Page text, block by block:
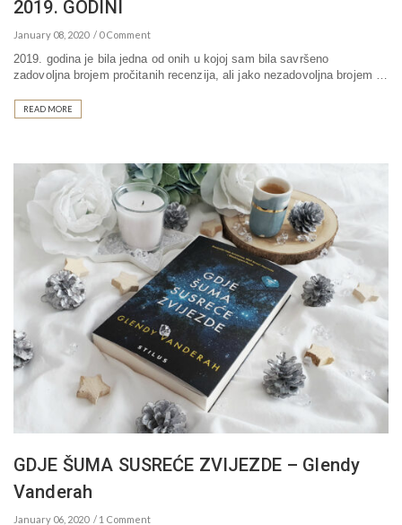
2019. GODINI
January 08, 2020 0 Comment
2019. godina je bila jedna od onih u kojoj sam bila savršeno
zadovoljna brojem pročitanih recenzija, ali jako nezadovoljna brojem …
READ MORE
GDJE ŠUMA SUSREĆE ZVIJEZDE – Glendy
Vanderah
January 06, 2020 1 Comment